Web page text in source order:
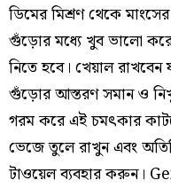
ডিমের মিশ্রণ থেকে
গুঁড়োর মধ্যে খুব ভালো
নিতে হবে। খেয়াল রাখবেন
গুঁড়োর আস্তরণ সমান ও
গরম করে এই চমৎকার
ভেজে তুলে রাখুন এবং
টাওয়েল ব্যবহার করুন।